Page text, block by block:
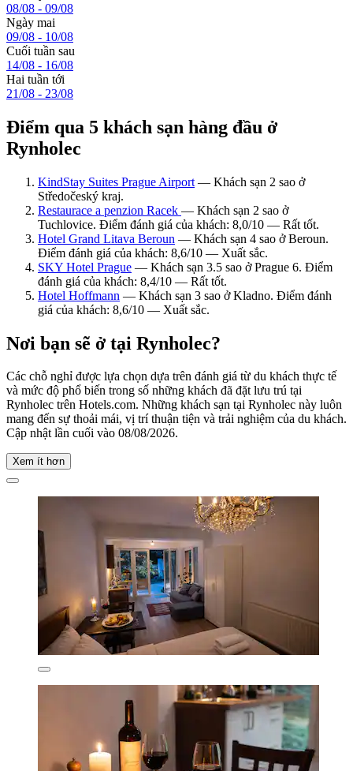
08/08 - 09/08
Ngày mai
09/08 - 10/08
Cuối tuần sau
14/08 - 16/08
Hai tuần tới
21/08 - 23/08
Điểm qua 5 khách sạn hàng đầu ở
Rynholec
KindStay Suites Prague Airport — Khách sạn 2 sao ở
Středočeský kraj.
Restaurace a penzion Racek — Khách sạn 2 sao ở
Tuchlovice. Điểm đánh giá của khách: 8,0/10 — Rất tốt.
Hotel Grand Litava Beroun — Khách sạn 4 sao ở Beroun.
Điểm đánh giá của khách: 8,6/10 — Xuất sắc.
SKY Hotel Prague — Khách sạn 3.5 sao ở Prague 6. Điểm
đánh giá của khách: 8,4/10 — Rất tốt.
Hotel Hoffmann — Khách sạn 3 sao ở Kladno. Điểm đánh
giá của khách: 8,6/10 — Xuất sắc.
Nơi bạn sẽ ở tại Rynholec?
Các chỗ nghỉ được lựa chọn dựa trên đánh giá từ du khách thực tế
và mức độ phổ biến trong số những khách đã đặt lưu trú tại
Rynholec trên Hotels.com. Những khách sạn tại Rynholec này luôn
mang đến sự thoải mái, vị trí thuận tiện và trải nghiệm của du khách.
Cập nhật lần cuối vào 08/08/2026.
Xem ít hơn